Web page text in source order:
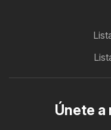
Únete a